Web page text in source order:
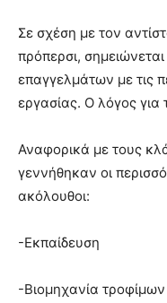
Σε σχέση με τον
πρόπερσι,
επαγγελμάτων με τις
εργασίας. Ο λόγος
Αναφορικά με τους
γεννήθηκαν οι
ακόλουθοι:
-Εκπαίδευση
-Βιομηχανία τροφίμων